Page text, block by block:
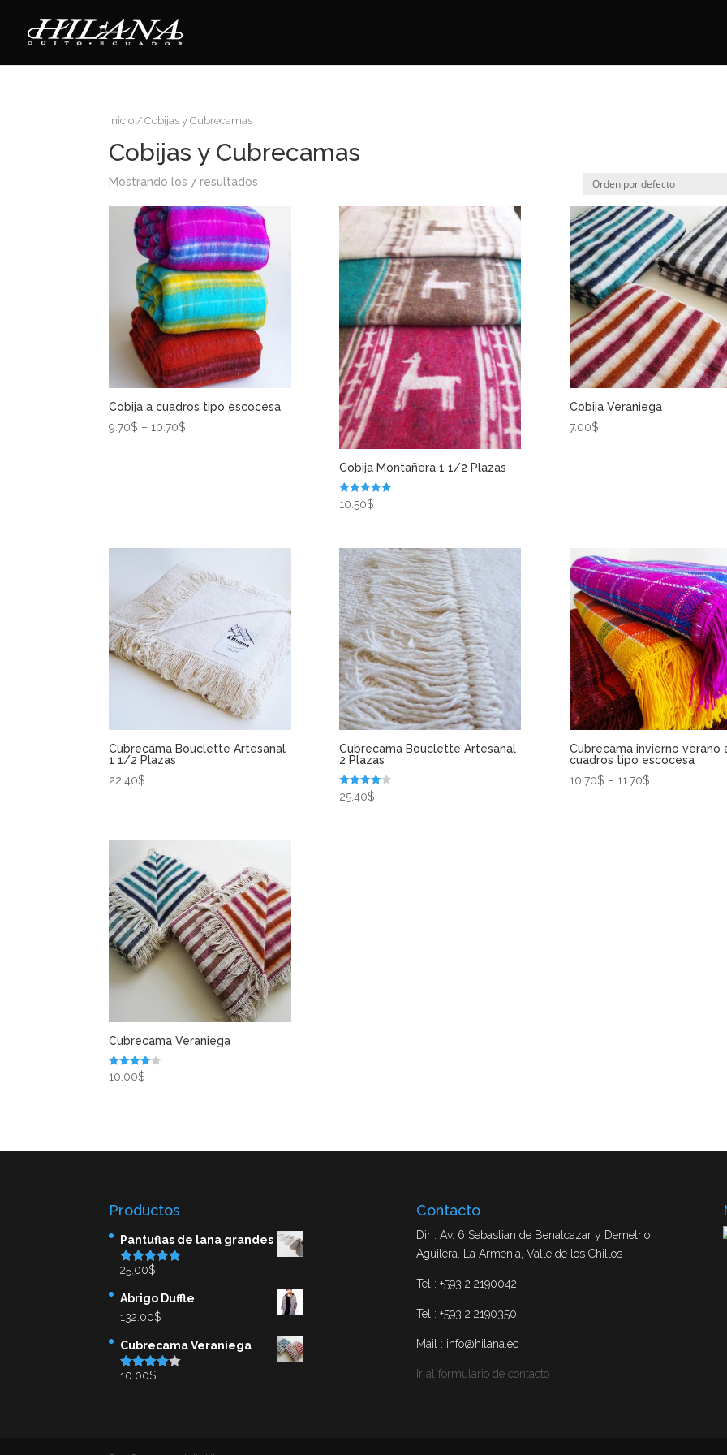
Inicio / Cobijas y Cubrecamas
Cobijas y Cubrecamas
Mostrando los 7 resultados
Cobija a cuadros tipo escocesa
9.70$ –10.70$
Cobija Montañera 1 1/2 Plazas
Valorado en
5.00
10.50$
Cobija Veraniega
7.00$
Cubrecama Bouclette Artesanal
1 1/2 Plazas
22.40$
Cubrecama Bouclette Artesanal
2 Plazas
Valorado
en
25.40$
Cubrecama invierno verano
cuadros tipo escocesa
10.70$ – 11.70$
Cubrecama Veraniega
Valorado
10.00$
Productos
Pantuflas de lana grandes
Valorado en
25.00$
Abrigo Duffle
132.00$
Cubrecama Veraniega
Valorado
10.00$
Contacto
Dir : Av. 6 Sebastian de Benalcazar y Demetrio
Aguilera. La Armenia, Valle de los Chillos
Tel : +593 2 2190042
Tel : +593 2 2190350
Mail : info@hilana.ec
Ir al formulario de contacto